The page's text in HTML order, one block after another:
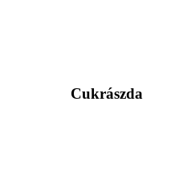
Cukrászda